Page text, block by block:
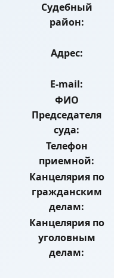
Судебный
район:
Адрес:
E-mail:
ФИО
Председателя
суда:
Телефон
приемной:
Канцелярия по
гражданским
делам:
Канцелярия по
уголовным
делам: